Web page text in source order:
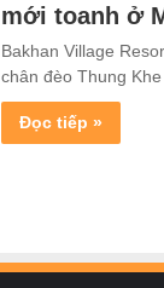
mới toanh ở
Bakhan Village
chân đèo Thung
Đọc tiếp »